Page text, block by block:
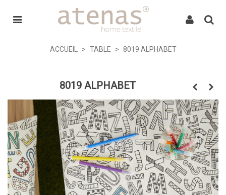
ACCUEIL > TABLE > 8019 ALPHABET
8019 ALPHABET